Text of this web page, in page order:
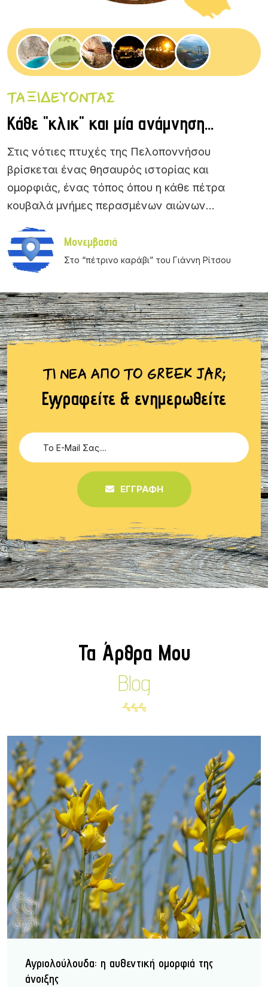
ΤΑΞΙΔΕΥΟΝΤΑΣ
Κάθε "κλικ" και μία ανάμνηση...
Λευκάδα
Ένα γαλαζοπράσινο όνειρο
Στις νότιες πτυχές της Πελοποννήσου
βρίσκεται ένας θησαυρός ιστορίας και
ομορφιάς, ένας τόπος όπου η κάθε πέτρα
κουβαλά μνήμες περασμένων αιώνων...
Μονεμβασιά
Στο “πέτρινο καράβι” του Γιάννη Ρίτσου
Καλάβρυτα
Ένα ορεινό καταφύγιο γεμάτο ιστορία
Ελλάδα
Χίος
Ζαγοροχώρια
ΤΙ ΝΕΑ ΑΠΟ ΤΟ GREEK JAR;
Εγγραφείτε & ενημερωθείτε
ΕΓΓΡΑΦΗ
Τα Άρθρα Μου
Blog
Αγριολούλουδα: η αυθεντική ομορφιά της
άνοιξης